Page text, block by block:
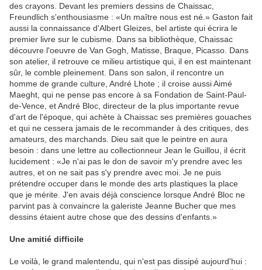
des crayons. Devant les premiers dessins de Chaissac,
Freundlich s'enthousiasme : «Un maître nous est né.» Gaston fait
aussi la connaissance d'Albert Gleizes, bel artiste qui écrira le
premier livre sur le cubisme. Dans sa bibliothèque, Chaissac
découvre l'oeuvre de Van Gogh, Matisse, Braque, Picasso. Dans
son atelier, il retrouve ce milieu artistique qui, il en est maintenant
sûr, le comble pleinement. Dans son salon, il rencontre un
homme de grande culture, André Lhote ; il croise aussi Aimé
Maeght, qui ne pense pas encore à sa Fondation de Saint-Paul-
de-Vence, et André Bloc, directeur de la plus importante revue
d'art de l'époque, qui achète à Chaissac ses premières gouaches
et qui ne cessera jamais de le recommander à des critiques, des
amateurs, des marchands. Dieu sait que le peintre en aura
besoin : dans une lettre au collectionneur Jean le Guillou, il écrit
lucidement : «Je n'ai pas le don de savoir m'y prendre avec les
autres, et on ne sait pas s'y prendre avec moi. Je ne puis
prétendre occuper dans le monde des arts plastiques la place
que je mérite. J'en avais déjà conscience lorsque André Bloc ne
parvint pas à convaincre la galeriste Jeanne Bucher que mes
dessins étaient autre chose que des dessins d'enfants.»
Une amitié difficile
Le voilà, le grand malentendu, qui n'est pas dissipé aujourd'hui :